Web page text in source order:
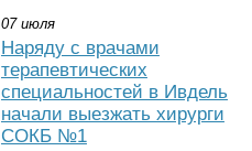
07 июля
Наряду с врачами
терапевтических
специальностей в Ивдель
начали выезжать хирурги
СОКБ №1